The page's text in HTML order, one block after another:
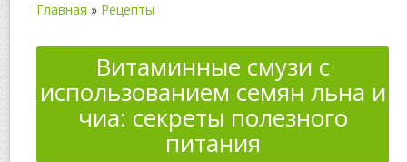
Главная » Рецепты
Витаминные смузи с
использованием семян льна и
чиа: секреты полезного
питания